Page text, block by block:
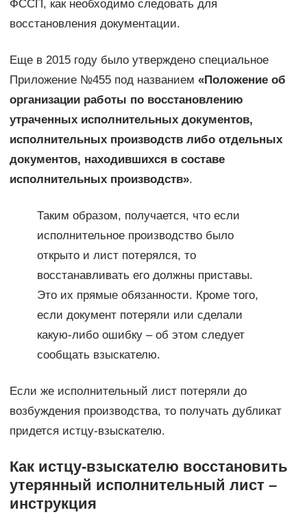
ФССП, как необходимо следовать для
восстановления документации.
Еще в 2015 году было утверждено специальное
Приложение №455 под названием «Положение об
организации работы по восстановлению
утраченных исполнительных документов,
исполнительных производств либо отдельных
документов, находившихся в составе
исполнительных производств».
Таким образом, получается, что если
исполнительное производство было
открыто и лист потерялся, то
восстанавливать его должны приставы.
Это их прямые обязанности. Кроме того,
если документ потеряли или сделали
какую-либо ошибку – об этом следует
сообщать взыскателю.
Если же исполнительный лист потеряли до
возбуждения производства, то получать дубликат
придется истцу-взыскателю.
Как истцу-взыскателю восстановить
утерянный исполнительный лист –
инструкция